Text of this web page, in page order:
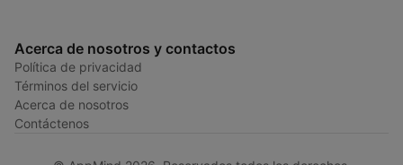
Acerca de nosotros y contactos
Política de privacidad
Términos del servicio
Acerca de nosotros
Contáctenos